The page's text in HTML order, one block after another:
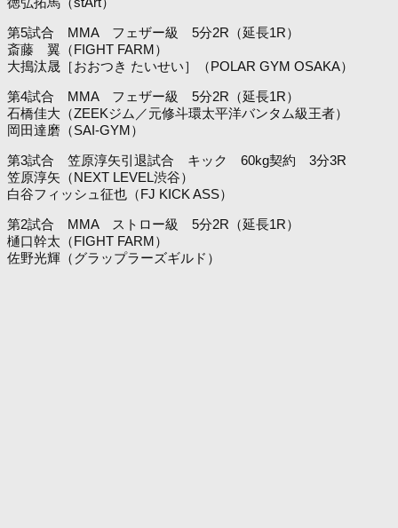
第5試合 MMA フェザー級 5分2R（延長1R）
斎藤 翼（FIGHT FARM）
大搗汰晟［おおつき たいせい］（POLAR GYM OSAKA）
第4試合 MMA フェザー級 5分2R（延長1R）
石橋佳大（ZEEKジム／元修斗環太平洋バンタム級王者）
岡田達磨（SAI-GYM）
第3試合 笠原淳矢引退試合 キック 60kg契約 3分3R
笠原淳矢（NEXT LEVEL渋谷）
白谷フィッシュ征也（FJ KICK ASS）
第2試合 MMA ストロー級 5分2R（延長1R）
樋口幹太（FIGHT FARM）
佐野光輝（グラップラーズギルド）